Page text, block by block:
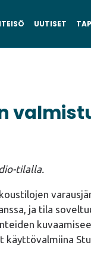
UUTISET
tilalla.
ja tila